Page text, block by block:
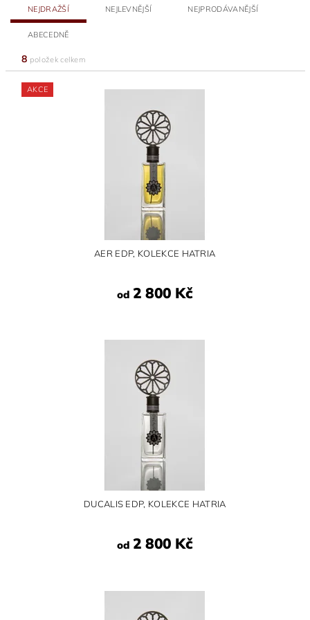
NEJDRAŽŠÍ NEJLEVNĚJŠÍ NEJPRODÁVANĚJŠÍ
ABECEDNĚ
8 položek celkem
AKCE
AER EDP, KOLEKCE HATRIA
od2 800 Kč
DUCALIS EDP, KOLEKCE HATRIA
od2 800 Kč